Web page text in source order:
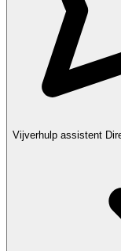
Vijverhulp assistent